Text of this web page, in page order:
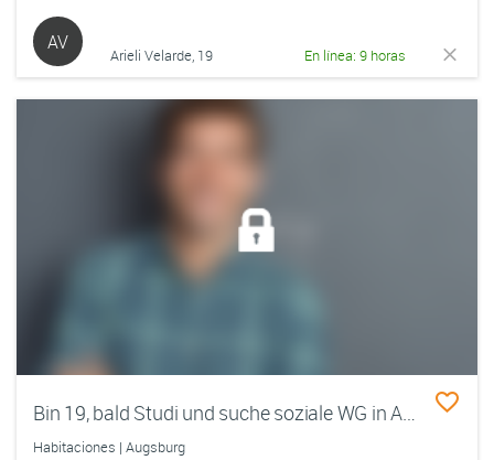
AV
Arieli Velarde, 19 En línea: 9 horas
Bin 19, bald Studi und suche soziale WG in Augsburg
Habitaciones | Augsburg